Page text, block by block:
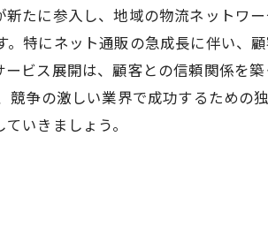
たに参入し、地域の物流ネットワ
特にネット通販の急成長に伴い、
ビス展開は、顧客との信頼関係を
争の激しい業界で成功するための
いきましょう。